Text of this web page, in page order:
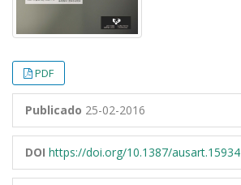
PDF
Publicado 25-02-2016
DOI https://doi.org/10.1387/ausart.15934